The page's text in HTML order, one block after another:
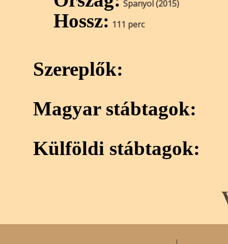
Spanyol (2015)
Hossz: 111 perc
Szereplők:
Magyar stábtagok:
Külföldi stábtagok: